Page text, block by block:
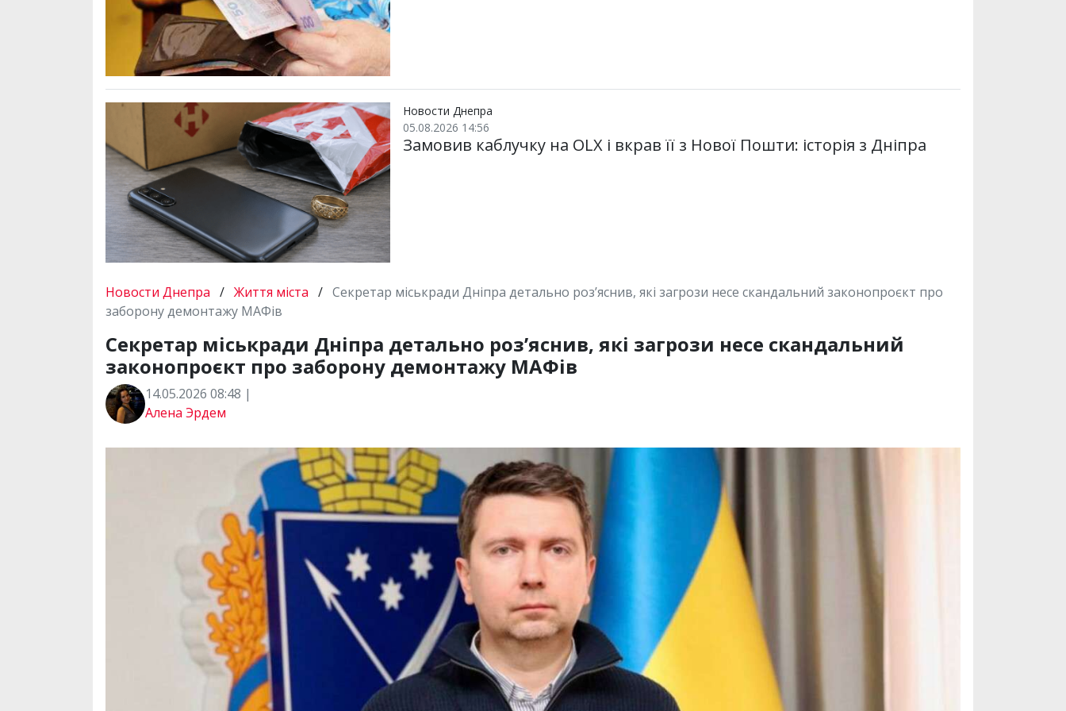
Новости Днепра
05.08.2026 14:56
Замовив каблучку на OLX і вкрав її з Нової Пошти: історія з Дніпра
Новости Днепра / Життя міста / Секретар міськради Дніпра детально розʼяснив, які загрози несе скандальний законопроєкт про
заборону демонтажу МАФів
Секретар міськради Дніпра детально розʼяснив, які загрози несе скандальний
законопроєкт про заборону демонтажу МАФів
14.05.2026 08:48 |
Алена Эрдем